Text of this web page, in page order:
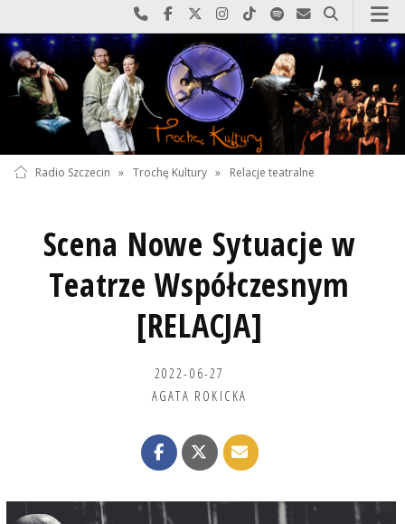
Najlepiej po prostu do nas zadzwoń
Odwiedź nas na Facebook-u
Odwiedź nas na X
Odwiedź nas na Instagram-ie
Odwiedź nas na TikTok-u
Szukaj nas na Spotify
Wyślij do nas
Szukaj
Radio Szczecin » Trochę Kultury » Relacje teatralne
Scena Nowe Sytuacje w
Teatrze Współczesnym
[RELACJA]
2022-06-27
AGATA ROKICKA